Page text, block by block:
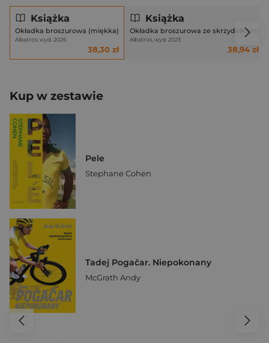
Książka
Okładka broszurowa (miękka)
Albatros, wyd. 2026
38,30 zł
Książka
Okładka broszurowa ze skrzydełkami
Albatros, wyd. 2023
38,94 zł
Kup w zestawie
Pele
Stephane Cohen
Tadej Pogačar. Niepokonany
McGrath Andy